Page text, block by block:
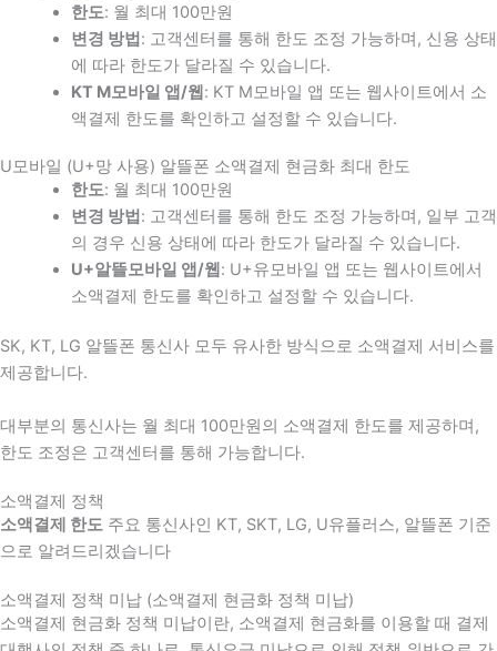
한도: 월 최대 100만원
변경 방법 : 고객센터를 통해 한도 조정 가능하며, 신용 상태
에 따라 한도가 달라질 수 있습니다.
KT M모바일 앱/웹 : KT M모바일 앱 또는 웹사이트에서 소
액결제 한도를 확인하고 설정할 수 있습니다.
U모바일 (U+망 사용) 알뜰폰 소액결제 현금화 최대 한도
한도: 월 최대 100만원
변경 방법 : 고객센터를 통해 한도 조정 가능하며, 일부 고객
의 경우 신용 상태에 따라 한도가 달라질 수 있습니다.
U+알뜰모바일 앱/웹 : U+유모바일 앱 또는 웹사이트에서
소액결제 한도를 확인하고 설정할 수 있습니다.
SK, KT, LG 알뜰폰 통신사 모두 유사한 방식으로 소액결제 서비스를
제공합니다.
대부분의 통신사는 월 최대 100만원의 소액결제 한도를 제공하며,
한도 조정은 고객센터를 통해 가능합니다.
소액결제 정책
소액결제 한도 주요 통신사인 KT, SKT, LG, U유플러스, 알뜰폰 기준
으로 알려드리겠습니다
소액결제 정책 미납 (소액결제 현금화 정책 미납)
소액결제 현금화 정책 미납이란, 소액결제 현금화를 이용할 때 결제